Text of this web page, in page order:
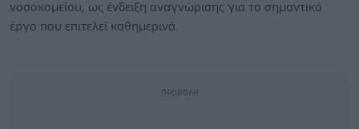
νοσοκομείου, ως ένδειξη αναγνώρισης για το σημαντικό
έργο που επιτελεί καθημερινά.